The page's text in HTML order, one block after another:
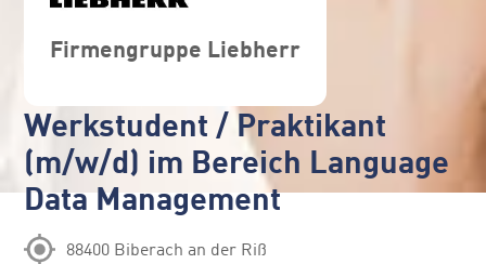
Firmengruppe Liebherr
Werkstudent / Praktikant
(m/w/d) im Bereich Language
Data Management
88400 Biberach an der Riß